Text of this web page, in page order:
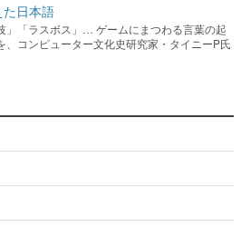
日本語
」「ラスボス」… ゲームにまつわる言葉の起
、コンピューター文化史研究家・タイニーP氏